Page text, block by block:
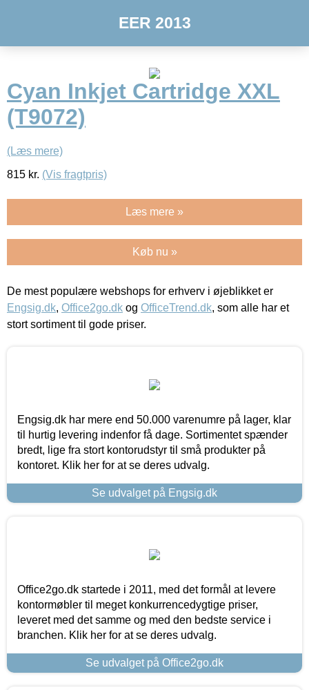
EER 2013
Cyan Inkjet Cartridge XXL
(T9072)
(Læs mere)
815 kr. (Vis fragtpris)
Læs mere »
Køb nu »
De mest populære webshops for erhverv i øjeblikket er
Engsig.dk, Office2go.dk og OfficeTrend.dk, som alle har et
stort sortiment til gode priser.
Engsig.dk har mere end 50.000 varenumre på lager, klar
til hurtig levering indenfor få dage. Sortimentet spænder
bredt, lige fra stort kontorudstyr til små produkter på
kontoret. Klik her for at se deres udvalg.
Se udvalget på Engsig.dk
Office2go.dk startede i 2011, med det formål at levere
kontormøbler til meget konkurrencedygtige priser,
leveret med det samme og med den bedste service i
branchen. Klik her for at se deres udvalg.
Se udvalget på Office2go.dk